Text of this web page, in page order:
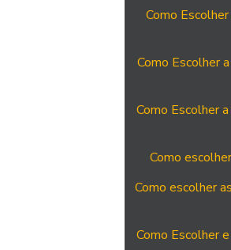
Como
Como Escolher
Como Escolher
Como
Como escolher
Como Escolher